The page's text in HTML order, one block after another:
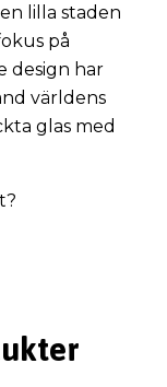
lilla staden
på
design har
världens
glas med